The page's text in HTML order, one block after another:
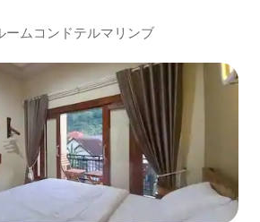
ームコンドテルマリンブ